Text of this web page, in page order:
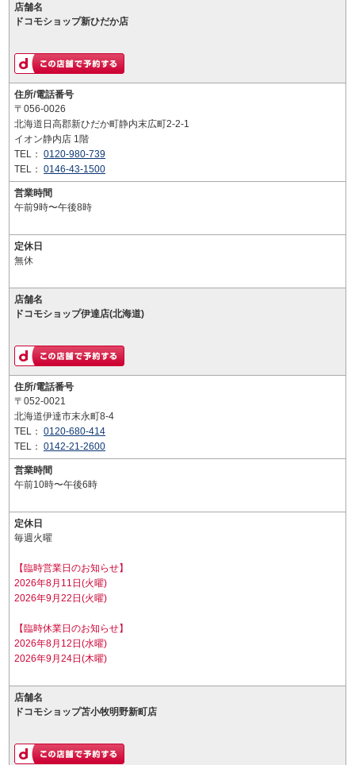
店舗名
ドコモショップ新ひだか店
住所/電話番号
〒056-0026
北海道日高郡新ひだか町静内末広町2-2-1
イオン静内店 1階
TEL： 0120-980-739
TEL： 0146-43-1500
営業時間
午前9時〜午後8時
定休日
無休
店舗名
ドコモショップ伊達店(北海道)
住所/電話番号
〒052-0021
北海道伊達市末永町8-4
TEL： 0120-680-414
TEL： 0142-21-2600
営業時間
午前10時〜午後6時
定休日
毎週火曜
【臨時営業日のお知らせ】
2026年8月11日(火曜)
2026年9月22日(火曜)
【臨時休業日のお知らせ】
2026年8月12日(水曜)
2026年9月24日(木曜)
店舗名
ドコモショップ苫小牧明野新町店